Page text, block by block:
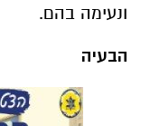
ונעימה בהם.
הבעיה